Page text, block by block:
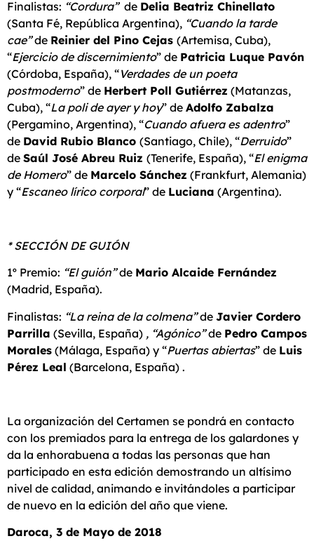
Finalistas: “Cordura” de Delia Beatriz Chinellato
(Santa Fé, República Argentina), “Cuando la tarde
cae”de Reinier del Pino Cejas (Artemisa, Cuba),
“Ejercicio de discernimiento” de Patricia Luque Pavón
(Córdoba, España), “Verdades de un poeta
postmoderno” de Herbert Poll Gutiérrez (Matanzas,
Cuba), “La poli de ayer y hoy” de Adolfo Zabalza
(Pergamino, Argentina), “Cuando afuera es adentro”
de David Rubio Blanco (Santiago, Chile), “Derruido”
de Saúl José Abreu Ruiz (Tenerife, España), “El enigma
de Homero” de Marcelo Sánchez (Frankfurt, Alemania)
y “Escaneo lírico corporal” de Luciana (Argentina).
* SECCIÓN DE GUIÓN
1º Premio: “El guión”de Mario Alcaide Fernández
(Madrid, España).
Finalistas: “La reina de la colmena”de Javier Cordero
Parrilla (Sevilla, España) , “Agónico”de Pedro Campos
Morales (Málaga, España) y “Puertas abiertas” de Luis
Pérez Leal (Barcelona, España) .
La organización del Certamen se pondrá en contacto
con los premiados para la entrega de los galardones y
da la enhorabuena a todas las personas que han
participado en esta edición demostrando un altísimo
nivel de calidad, animando e invitándoles a participar
de nuevo en la edición del año que viene.
Daroca, 3 de Mayo de 2018